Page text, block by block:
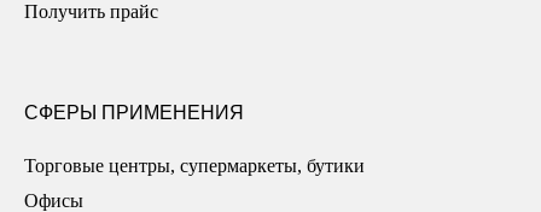
Получить прайс
СФЕРЫ ПРИМЕНЕНИЯ
Торговые центры, супермаркеты, бутики
Офисы